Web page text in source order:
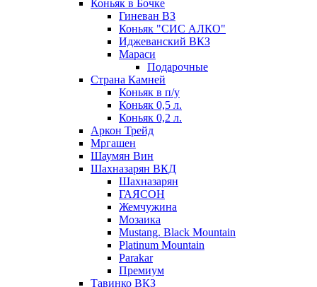
Коньяк в Бочке
Гиневан ВЗ
Коньяк "СИС АЛКО"
Иджеванский ВКЗ
Мараси
Подарочные
Страна Камней
Коньяк в п/у
Коньяк 0,5 л.
Коньяк 0,2 л.
Аркон Трейд
Мргашен
Шаумян Вин
Шахназарян ВКД
Шахназарян
ГАЯСОН
Жемчужина
Мозаика
Mustang. Black Mountain
Platinum Mountain
Parakar
Премиум
Тавинко ВКЗ